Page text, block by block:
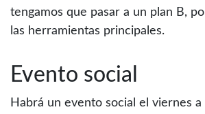
tengamos que pasar a un plan B,
las herramientas principales.
Evento social
Habrá un evento social el viernes a